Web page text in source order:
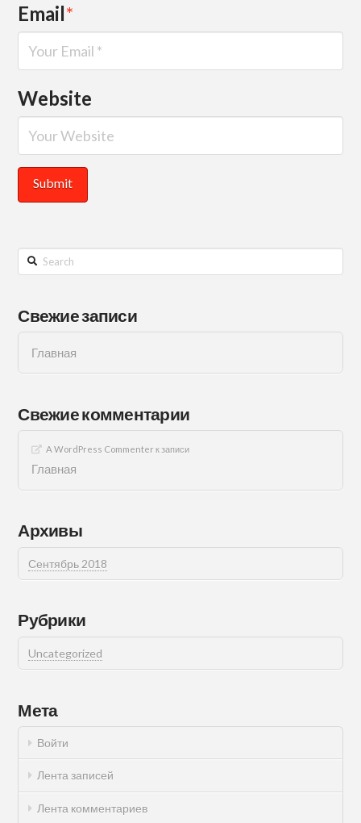
Email*
Website
Search
Свежие записи
Главная
Свежие комментарии
A WordPress Commenterк записи
Главная
Архивы
Сентябрь 2018
Рубрики
Uncategorized
Мета
Войти
Лента записей
Лента комментариев